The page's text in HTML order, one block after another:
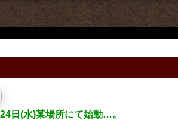
日(水)某場所にて始動…。